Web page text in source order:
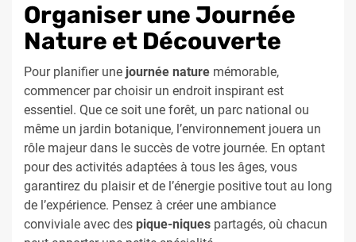
Organiser une Journée
Nature et Découverte
Pour planifier une journée nature mémorable,
commencer par choisir un endroit inspirant est
essentiel. Que ce soit une forêt, un parc national ou
même un jardin botanique, l’environnement jouera un
rôle majeur dans le succès de votre journée. En optant
pour des activités adaptées à tous les âges, vous
garantirez du plaisir et de l’énergie positive tout au long
de l’expérience. Pensez à créer une ambiance
conviviale avec des pique-niques partagés, où chacun